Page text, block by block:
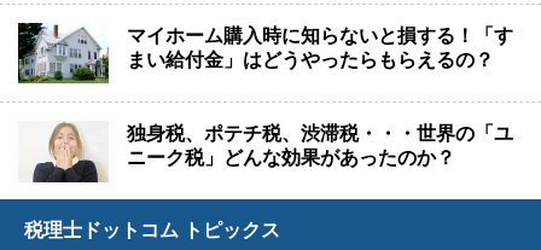
マイホーム購入時に知らないと損する！「す
まい給付金」はどうやったらもらえるの？
独身税、ポテチ税、渋滞税・・・世界の「ユ
ニーク税」どんな効果があったのか？
税理士ドットコム トピックス